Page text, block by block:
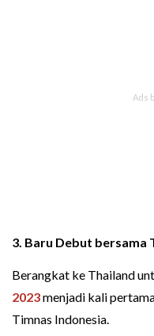
3. Baru Debut bersama
Berangkat ke Thailand
2023menjadi kali
Timnas Indonesia.